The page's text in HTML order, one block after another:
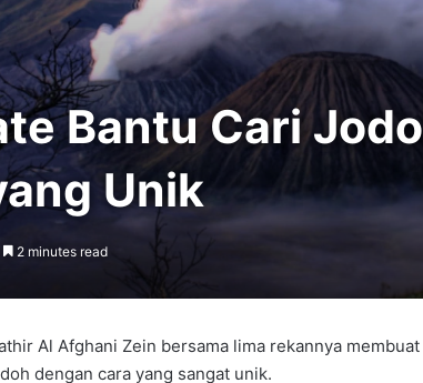
Bantu Cari
Unik
2 minutes read
Al Afghani Zein bersama lima rekannya
dengan cara yang sangat unik.